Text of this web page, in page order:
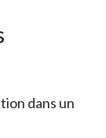
dans un